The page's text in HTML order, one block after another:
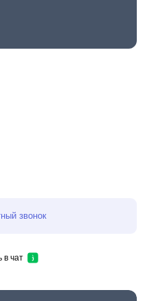
звонок
Написать в чат